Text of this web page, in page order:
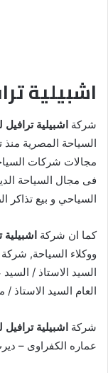
اشبيلية
شركة اشبيلية ترافيل
مجالات شركات
فى مجال السياحة
السياحي و بيع تذاكر
كما ان شركة اشبيلية
ووكلاء السياحة,
السيد الاستاذ /
العام السيد
شركة اشبيلية ترافيل
عماره الكفراوى –